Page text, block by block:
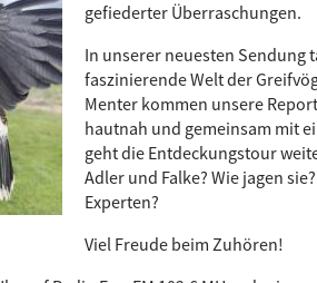
gefiederter Überraschungen.
In unserer neuesten Sendung
faszinierende Welt der
Menter kommen unsere
hautnah und gemeinsam mit
geht die Entdeckungstour
Adler und Falke? Wie jagen
Experten?
Viel Freude beim Zuhören!